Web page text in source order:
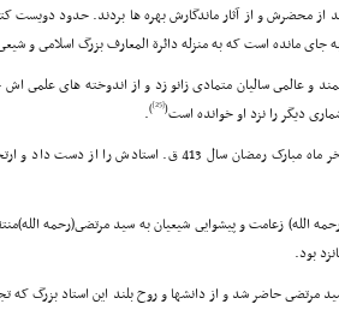
از محضرش و از آثار ماندگارش بهره ها بردند. حدود دویست
جاى مانده است که به منزله دائرة المعارف بزرگ اسلامى و
و عالمى سالیان متمادى زانو زد و از اندوخته هاى علمى
دیگر را نزد او خوانده است(
[25]
)
.
وى سرانجام در شب جمعه آخر ماه مبارک رمضان سال
الله) زعامت و پیشوایى شیعیان به سید مرتضى(رحمه
بود.
مرتضى حاضر شد و از دانشها و روح بلند این استاد بزرگ که